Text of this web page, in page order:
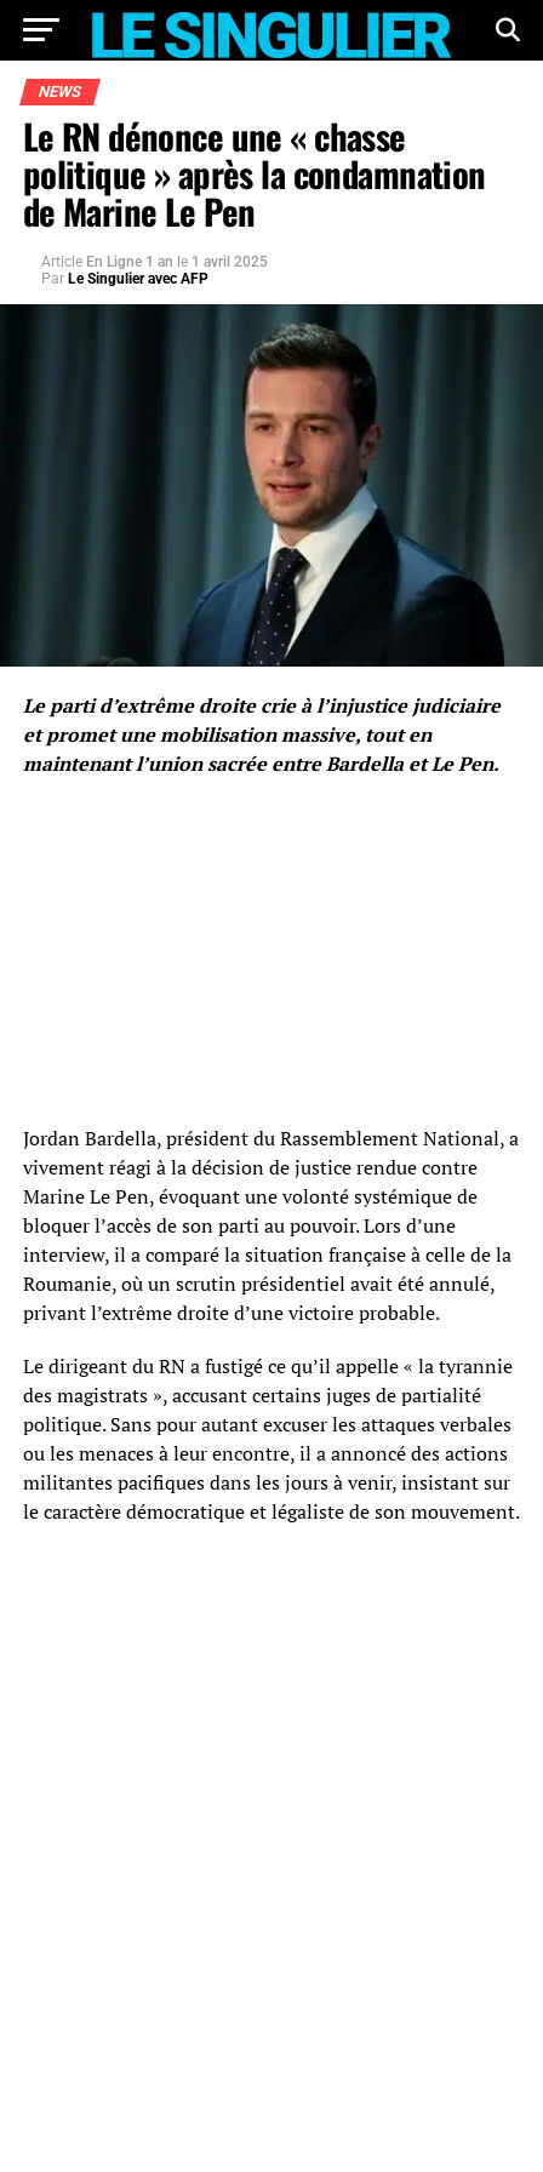
NEWS
Le RN dénonce une « chasse
politique » après la condamnation
de Marine Le Pen
Article En Ligne 1 an le 1 avril 2025
Par Le Singulier avec AFP
Le parti d’extrême droite crie à l’injustice judiciaire
et promet une mobilisation massive, tout en
maintenant l’union sacrée entre Bardella et Le Pen.
Jordan Bardella, président du Rassemblement National, a
vivement réagi à la décision de justice rendue contre
Marine Le Pen, évoquant une volonté systémique de
bloquer l’accès de son parti au pouvoir. Lors d’une
interview, il a comparé la situation française à celle de la
Roumanie, où un scrutin présidentiel avait été annulé,
privant l’extrême droite d’une victoire probable.
Le dirigeant du RN a fustigé ce qu’il appelle « la tyrannie
des magistrats », accusant certains juges de partialité
politique. Sans pour autant excuser les attaques verbales
ou les menaces à leur encontre, il a annoncé des actions
militantes pacifiques dans les jours à venir, insistant sur
le caractère démocratique et légaliste de son mouvement.